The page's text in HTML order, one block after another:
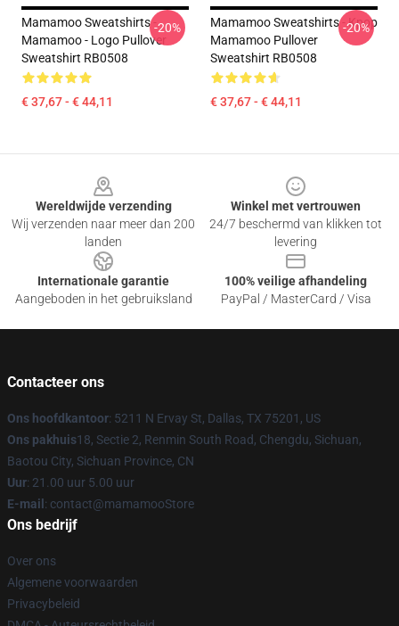
Mamamoo Sweatshirts -
Mamamoo - Logo Pullover
Sweatshirt RB0508
€ 37,67 - € 44,11
-20%
Mamamoo Sweatshirts - Kpop
Mamamoo Pullover
Sweatshirt RB0508
€ 37,67 - € 44,11
-20%
Wereldwijde verzending
Wij verzenden naar meer dan 200
landen
Winkel met vertrouwen
24/7 beschermd van klikken tot
levering
Internationale garantie
Aangeboden in het gebruiksland
100% veilige afhandeling
PayPal / MasterCard / Visa
Contacteer ons
Ons hoofdkantoor: 5211 N Ervay St, Dallas, TX 75201, US
Ons pakhuis18, Sectie 2, Renmin South Road, Chengdu, Sichuan,
Baotou City, Sichuan Province, CN
Uur: 21.00 uur 5.00 uur
E-mail : contact@mamamooStore
Ons bedrijf
Over ons
Algemene voorwaarden
Privacybeleid